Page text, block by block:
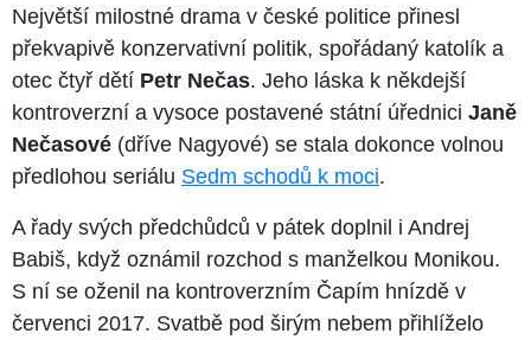
Největší milostné drama v české politice přinesl
překvapivě konzervativní politik, spořádaný katolík a
otec čtyř dětí Petr Nečas. Jeho láska k někdejší
kontroverzní a vysoce postavené státní úřednici Janě
Nečasové (dříve Nagyové) se stala dokonce volnou
předlohou seriálu Sedm schodů k moci.
A řady svých předchůdců v pátek doplnil i Andrej
Babiš, když oznámil rozchod s manželkou Monikou.
S ní se oženil na kontroverzním Čapím hnízdě v
červenci 2017. Svatbě pod širým nebem přihlíželo